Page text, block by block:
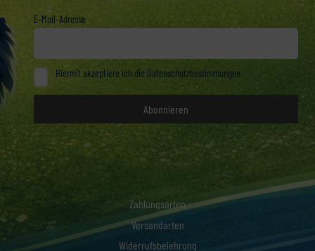
E-Mail-Adresse
Hiermit akzeptiere ich die Datenschutzbestimmungen
Zahlungsarten
Versandarten
Widerrufsbelehrung